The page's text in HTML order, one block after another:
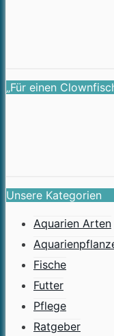
„Für einen
Unsere Kategorien
Aquarien Arten
Fische
Futter
Pflege
Ratgeber